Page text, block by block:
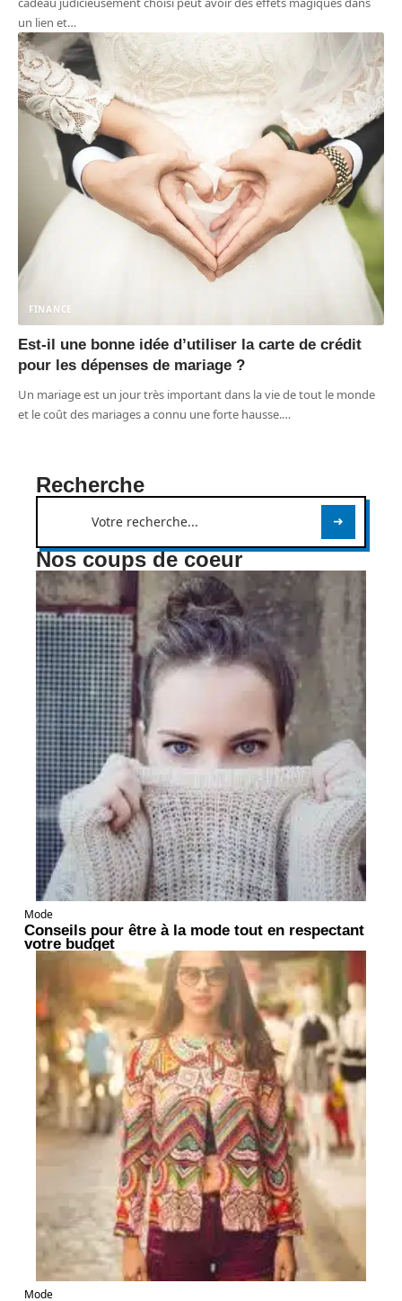
un lien et…
FINANCE
Est-il une bonne idée d’utiliser la carte de crédit
pour les dépenses de mariage ?
Un mariage est un jour très important dans la vie de tout le monde
et le coût des mariages a connu une forte hausse.…
Recherche
Nos coups de coeur
Mode
Conseils pour être à la mode tout en respectant
votre budget
Mode